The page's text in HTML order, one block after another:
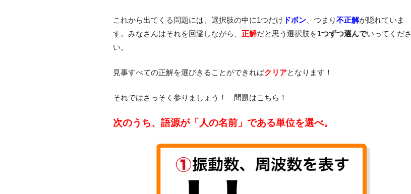
これから出てくる問題には、選択肢の中に1つだけ ドボン、つまり不正解が隠れていま
す。みなさんはそれを回避しながら、正解だと思う選択肢を1つずつ選んでいってくださ
い。
見事すべての正解を選びきることができればクリアとなります！
それではさっそく参りましょう！ 問題はこちら！
次のうち、語源が「人の名前」である単位を選べ。